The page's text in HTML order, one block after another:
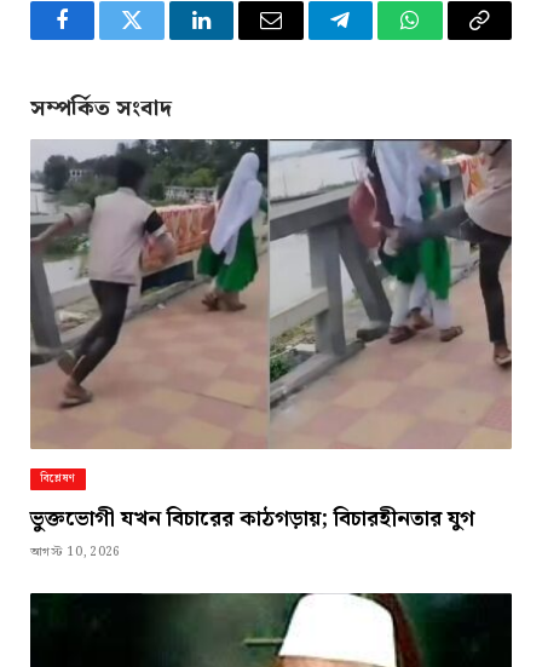
FacebookTwitter LinkedInEmail TelegramWhatsApp
Copy
সম্পর্কিত সংবাদ
বিশ্লেষণ
ভুক্তভোগী যখন বিচারের কাঠগড়ায়; বিচারহীনতার যুগ
আগস্ট 10, 2026